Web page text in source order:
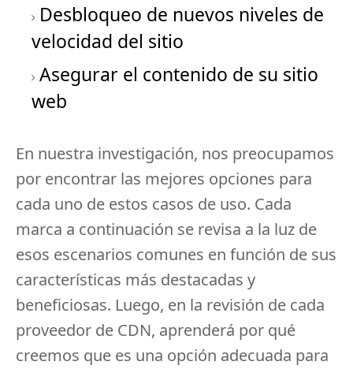
Desbloqueo de nuevos niveles de
velocidad del sitio
Asegurar el contenido de su sitio
web
En nuestra investigación, nos preocupamos
por encontrar las mejores opciones para
cada uno de estos casos de uso. Cada
marca a continuación se revisa a la luz de
esos escenarios comunes en función de sus
características más destacadas y
beneficiosas. Luego, en la revisión de cada
proveedor de CDN, aprenderá por qué
creemos que es una opción adecuada para